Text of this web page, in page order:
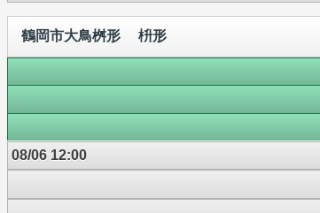
鶴岡市大鳥桝形 枡形
08/06 12:00